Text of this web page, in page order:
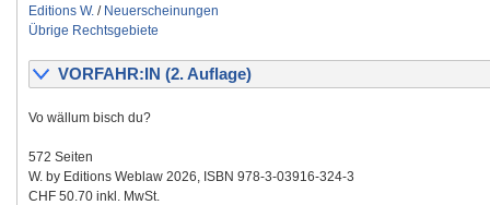
Editions W. / Neuerscheinungen
Übrige Rechtsgebiete
VORFAHR:IN (2. Auflage)
Vo wällum bisch du?
572 Seiten
W. by Editions Weblaw 2026, ISBN 978-3-03916-324-3
CHF 50.70 inkl. MwSt.